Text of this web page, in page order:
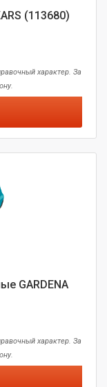
(113680)
характер. За
GARDENA
характер. За